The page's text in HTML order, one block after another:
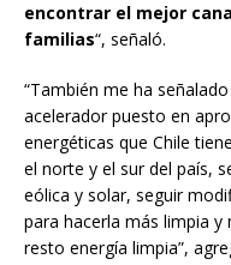
encontrar el mejor
familias“, señaló.
“También me ha
acelerador puesto en
energéticas que Chile
el norte y el sur del país,
eólica y solar, seguir
para hacerla más limpia
resto energía limpia”,